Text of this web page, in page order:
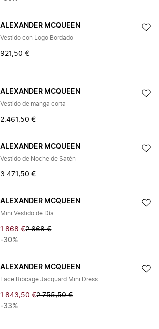
ALEXANDER MCQUEEN
Vestido con Logo Bordado
921,50 €
ALEXANDER MCQUEEN
Vestido de manga corta
2.461,50 €
ALEXANDER MCQUEEN
Vestido de Noche de Satén
3.471,50 €
ALEXANDER MCQUEEN
Mini Vestido de Día
1.868 €2.668 €
-30%
ALEXANDER MCQUEEN
Lace Ribcage Jacquard Mini Dress
1.843,50 €2.755,50 €
-33%